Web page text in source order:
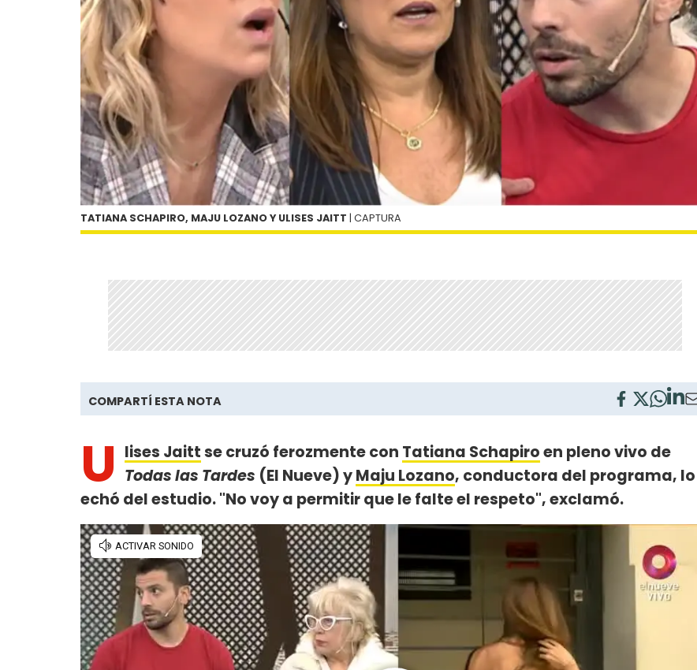
TATIANA SCHAPIRO, MAJU LOZANO Y ULISES JAITT | CAPTURA
COMPARTÍ ESTA NOTA
U lises Jaittse cruzó ferozmente con Tatiana Schapiroen pleno vivo de
Todas las Tardes (El Nueve) yMaju Lozano, conductora del programa, lo
echó del estudio. "No voy a permitir que le falte el respeto", exclamó.